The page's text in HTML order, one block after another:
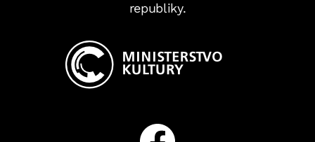
republiky.